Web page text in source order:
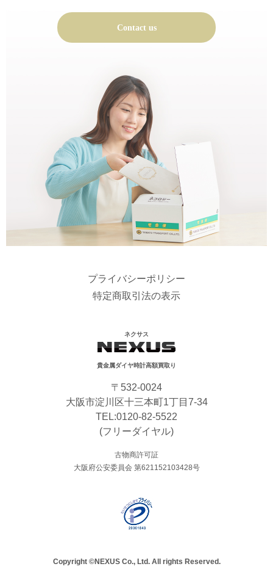
Contact us
プライバシーポリシー
特定商取引法の表示
ネクサス
貴金属ダイヤ時計高額買取り
〒532-0024
大阪市淀川区十三本町1丁目7-34
TEL:0120-82-5522
(フリーダイヤル)
古物商許可証
大阪府公安委員会 第621152103428号
Copyright ©NEXUS Co., Ltd. All rights Reserved.